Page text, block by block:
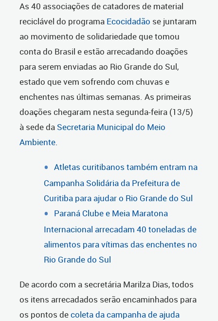
As 40 associações de catadores de material
reciclável do programa Ecocidadão se juntaram
ao movimento de solidariedade que tomou
conta do Brasil e estão arrecadando doações
para serem enviadas ao Rio Grande do Sul,
estado que vem sofrendo com chuvas e
enchentes nas últimas semanas. As primeiras
doações chegaram nesta segunda-feira (13/5)
à sede da Secretaria Municipal do Meio
Ambiente.
Atletas curitibanos também entram na
Campanha Solidária da Prefeitura de
Curitiba para ajudar o Rio Grande do Sul
Paraná Clube e Meia Maratona
Internacional arrecadam 40 toneladas de
alimentos para vítimas das enchentes no
Rio Grande do Sul
De acordo com a secretária Marilza Dias, todos
os itens arrecadados serão encaminhados para
os pontos decoleta da campanha de ajuda